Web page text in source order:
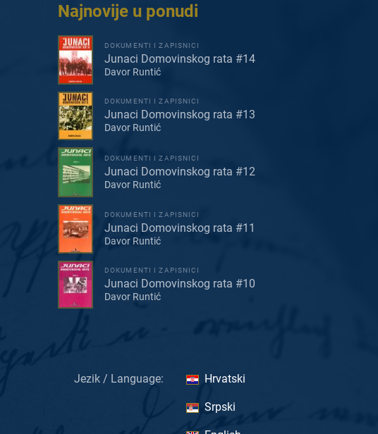
Najnovije u ponudi
DOKUMENTI I ZAPISNICI
Junaci Domovinskog rata #14
Davor Runtić
DOKUMENTI I ZAPISNICI
Junaci Domovinskog rata #13
Davor Runtić
DOKUMENTI I ZAPISNICI
Junaci Domovinskog rata #12
Davor Runtić
DOKUMENTI I ZAPISNICI
Junaci Domovinskog rata #11
Davor Runtić
DOKUMENTI I ZAPISNICI
Junaci Domovinskog rata #10
Davor Runtić
Jezik / Language: Hrvatski
Srpski